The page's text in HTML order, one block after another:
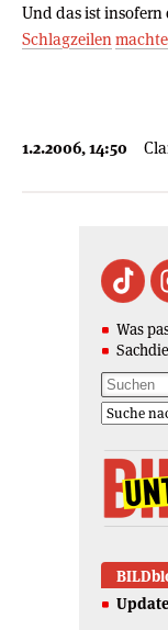
Und das ist insofern
Schlagzeilen machte
1.2.2006, 14:50
Was